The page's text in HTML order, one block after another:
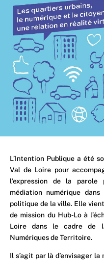
L’Intention Publique a été
Val de Loire pour
l’expression de la
médiation numérique
politique de la ville. Elle
de mission du Hub-Lo à
Loire dans le cadre de
Numériques de Territoire.
Il s’agit par là d’envisager